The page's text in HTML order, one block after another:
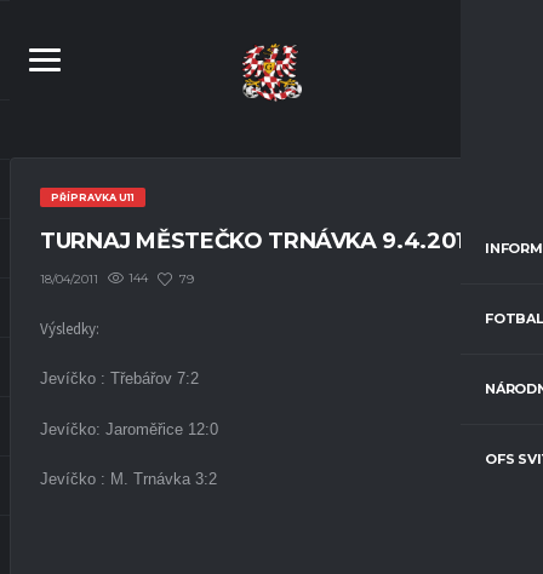
OFS
PŘÍPRAVKA U11
TURNAJ MĚSTEČKO TRNÁVKA 9.4.2011
18/04/2011 144 79
Výsledky:
Jevíčko : Třebářov 7:2
Jevíčko: Jaroměřice 12:0
Jevíčko : M. Trnávka 3:2